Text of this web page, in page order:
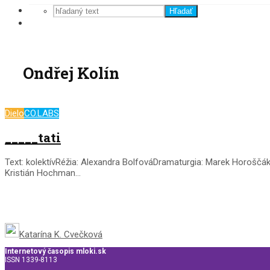
Hľadať
Ondřej Kolín
DieloCO.LABS
_____tati
Text: kolektívRéžia: Alexandra BolfováDramaturgia: Marek
Kristián Hochman...
Katarína K. Cvečková
Internetový časopis mloki.sk
ISSN 1339-8113